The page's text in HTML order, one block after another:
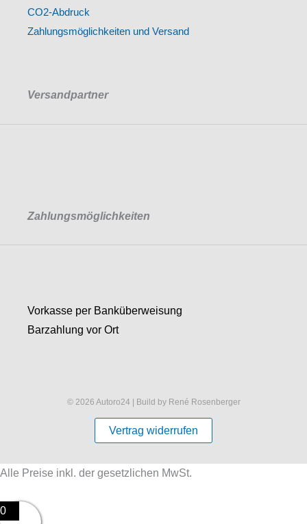
CO2-Abdruck
Zahlungsmöglichkeiten und Versand
Versandpartner
Zahlungsmöglichkeiten
Vorkasse per Banküberweisung
Barzahlung vor Ort
© 2026 Autoro24 | Build by René Rosenberger
Vertrag widerrufen
Alle Preise inkl. der gesetzlichen MwSt.
0